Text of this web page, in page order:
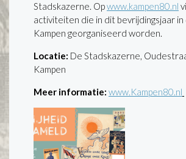
Stadskazerne. Opwww.kampen80.nl
activiteiten die in dit bevrijdingsjaar
Kampen georganiseerd worden.
Locatie: De Stadskazerne,
Kampen
Meer informatie: www.Kampen80.nl